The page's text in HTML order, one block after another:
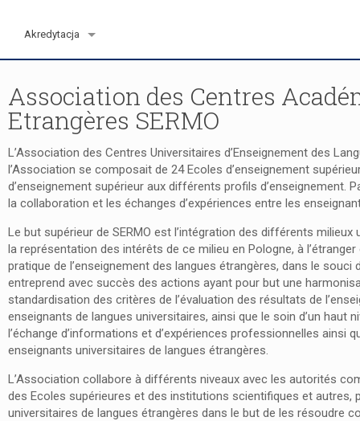
Akredytacja
Association des Centres
Etrangères SERMO
L’Association des Centres Universitaires d’Enseignement des
l’Association se composait de 24 Ecoles d’enseignement
d’enseignement supérieur aux différents profils d’enseignement.
la collaboration et les échanges d’expériences entre les
Le but supérieur de SERMO est l’intégration des différents
la représentation des intérêts de ce milieu en Pologne, à
pratique de l’enseignement des langues étrangères, dans le
entreprend avec succès des actions ayant pour but une
standardisation des critères de l’évaluation des résultats de
enseignants de langues universitaires, ainsi que le soin d’un
l’échange d’informations et d’expériences professionnelles
enseignants universitaires de langues étrangères.
L’Association collabore à différents niveaux avec les autorités
des Ecoles supérieures et des institutions scientifiques et
universitaires de langues étrangères dans le but de les résoudre